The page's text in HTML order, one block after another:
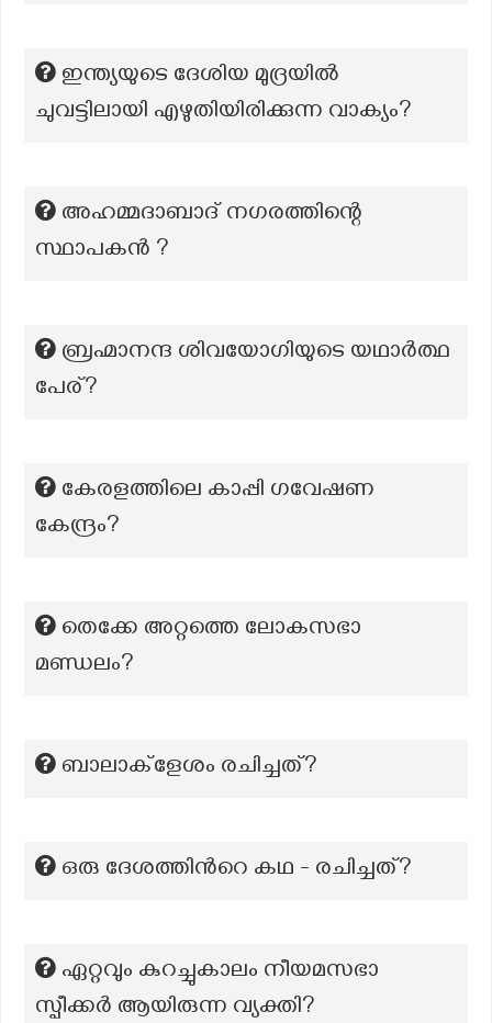
ഇന്ത്യയുടെ ദേശിയ മുദ്രയിൽ
ചുവട്ടിലായി എഴുതിയിരിക്കുന്ന വാക്യം?
അഹമ്മദാബാദ് നഗരത്തിന്റെ
സ്ഥാപകൻ ?
ബ്രഹ്മാനന്ദ ശിവയോഗിയുടെ യഥാർത്ഥ
പേര്?
കേരളത്തിലെ കാപ്പി ഗവേഷണ
കേന്ദ്രം?
തെക്കേ അറ്റത്തെ ലോകസഭാ
മണ്ഡലം?
ബാലാക്ളേശം രചിച്ചത്?
ഒരു ദേശത്തിന്‍റെ കഥ - രചിച്ചത്?
ഏറ്റവും കുറച്ചുകാലം നീയമസഭാ
സ്പീക്കര്‍ ആയിരുന്ന വ്യക്തി?